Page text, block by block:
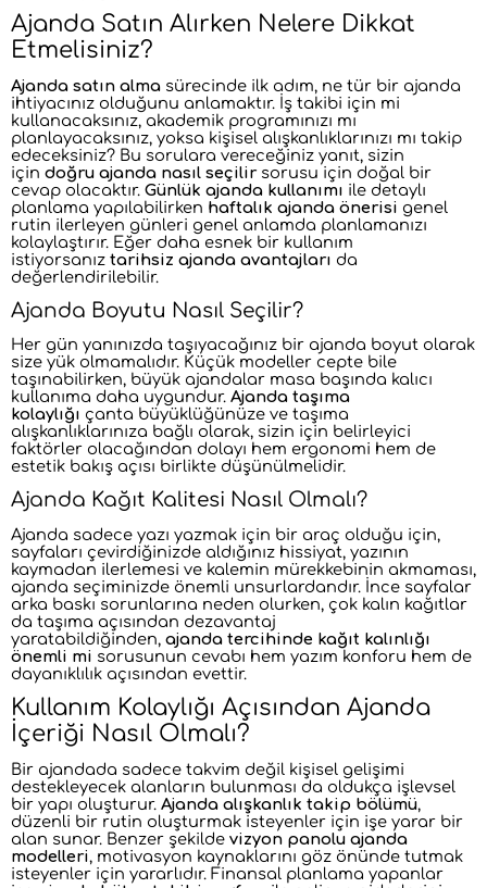
Ajanda Satın Alırken Nelere Dikkat
Etmelisiniz?
Ajanda satın alma sürecinde ilk adım, ne tür bir ajanda
ihtiyacınız olduğunu anlamaktır. İş takibi için mi
kullanacaksınız, akademik programınızı mı
planlayacaksınız, yoksa kişisel alışkanlıklarınızı mı takip
edeceksiniz? Bu sorulara vereceğiniz yanıt, sizin
için doğru ajanda nasıl seçilirsorusu için doğal bir
cevap olacaktır. Günlük ajanda kullanımı ile detaylı
planlama yapılabilirken haftalık ajanda önerisi genel
rutin ilerleyen günleri genel anlamda planlamanızı
kolaylaştırır. Eğer daha esnek bir kullanım
istiyorsanız tarihsiz ajanda avantajları da
değerlendirilebilir.
Ajanda Boyutu Nasıl Seçilir?
Her gün yanınızda taşıyacağınız bir ajanda boyut olarak
size yük olmamalıdır. Küçük modeller cepte bile
taşınabilirken, büyük ajandalar masa başında kalıcı
kullanıma daha uygundur. Ajanda taşıma
kolaylığı çanta büyüklüğünüze ve taşıma
alışkanlıklarınıza bağlı olarak, sizin için belirleyici
faktörler olacağından dolayı hem ergonomi hem de
estetik bakış açısı birlikte düşünülmelidir.
Ajanda Kağıt Kalitesi Nasıl Olmalı?
Ajanda sadece yazı yazmak için bir araç olduğu için,
sayfaları çevirdiğinizde aldığınız hissiyat, yazının
kaymadan ilerlemesi ve kalemin mürekkebinin akmaması,
ajanda seçiminizde önemli unsurlardandır. İnce sayfalar
arka baskı sorunlarına neden olurken, çok kalın kağıtlar
da taşıma açısından dezavantaj
yaratabildiğinden, ajanda tercihinde kağıt kalınlığı
önemli mi sorusunun cevabı hem yazım konforu hem de
dayanıklılık açısından evettir.
Kullanım Kolaylığı Açısından Ajanda
İçeriği Nasıl Olmalı?
Bir ajandada sadece takvim değil kişisel gelişimi
destekleyecek alanların bulunması da oldukça işlevsel
bir yapı oluşturur. Ajanda alışkanlık takip bölümü,
düzenli bir rutin oluşturmak isteyenler için işe yarar bir
alan sunar. Benzer şekilde vizyon panolu ajanda
modelleri, motivasyon kaynaklarını göz önünde tutmak
isteyenler için yararlıdır. Finansal planlama yapanlar